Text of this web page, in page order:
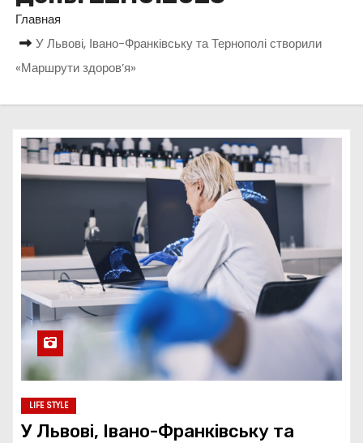
Главная
У Львові, Івано-Франківську та Тернополі створили
«Маршрути здоров’я»
LIFE STYLE
У Львові, Івано-Франківську та